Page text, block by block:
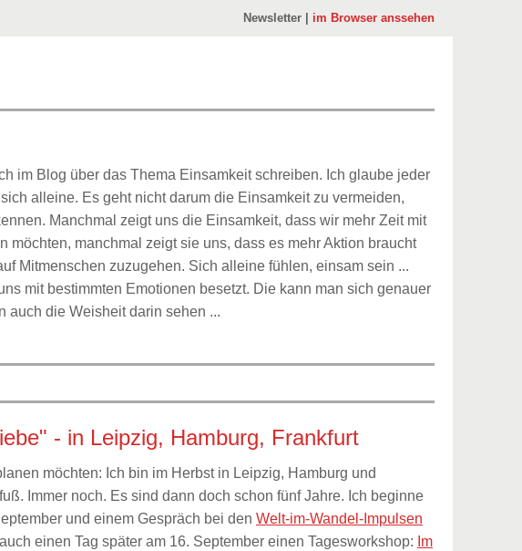
Newsletter | im Browser anssehen
im Blog über das Thema Einsamkeit schreiben. Ich glaube jeder
alleine. Es geht nicht darum die Einsamkeit zu vermeiden,
Manchmal zeigt uns die Einsamkeit, dass wir mehr Zeit mit
möchten, manchmal zeigt sie uns, dass es mehr Aktion braucht
Mitmenschen zuzugehen. Sich alleine fühlen, einsam sein ...
mit bestimmten Emotionen besetzt. Die kann man sich genauer
auch die Weisheit darin sehen ...
- in Leipzig, Hamburg, Frankfurt
möchten: Ich bin im Herbst in Leipzig, Hamburg und
Immer noch. Es sind dann doch schon fünf Jahre. Ich beginne
und einem Gespräch bei den Welt-im-Wandel-Impulsen
einen Tag später am 16. September einen Tagesworkshop: Im